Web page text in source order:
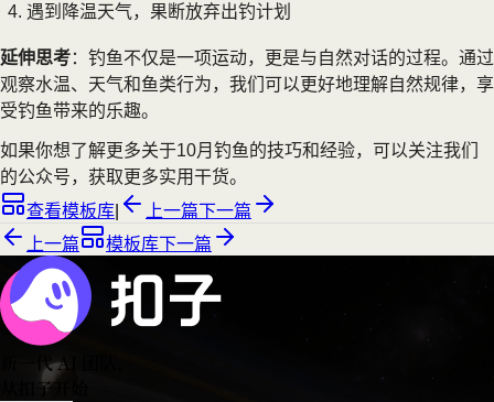
遇到降温天气，果断放弃出钓计划
延伸思考：钓鱼不仅是一项运动，更是与自然对话的过程。通过
观察水温、天气和鱼类行为，我们可以更好地理解自然规律，享
受钓鱼带来的乐趣。
如果你想了解更多关于10月钓鱼的技巧和经验，可以关注我们
的公众号，获取更多实用干货。
查看模板库
上一篇下一篇
上一篇
模板库下一篇
新一代 AI 团队
从扣子开始